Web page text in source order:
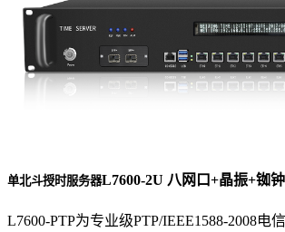
单北斗授时服务器L7600-2U 八网口+晶振+铷
L7600-PTP为专业级PTP/IEEE1588-2008电